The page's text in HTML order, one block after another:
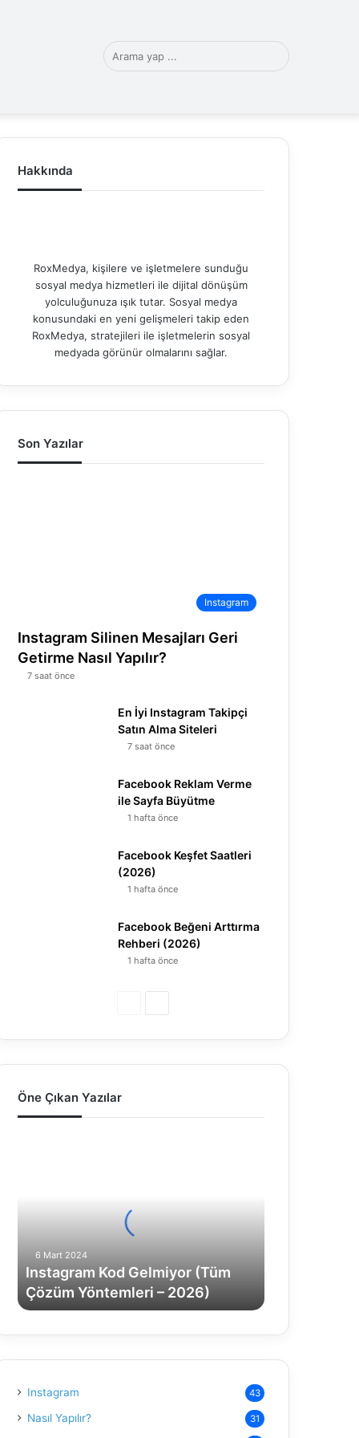
TikTok
Instagram
Hakkında
RoxMedya, kişilere ve işletmelere sunduğu
sosyal medya hizmetleri ile dijital dönüşüm
yolculuğunuza ışık tutar. Sosyal medya
konusundaki en yeni gelişmeleri takip eden
RoxMedya, stratejileri ile işletmelerin sosyal
medyada görünür olmalarını sağlar.
Son Yazılar
Instagram
Instagram Silinen Mesajları Geri
Getirme Nasıl Yapılır?
7 saat önce
En İyi Instagram Takipçi
Satın Alma Siteleri
7 saat önce
Facebook Reklam Verme
ile Sayfa Büyütme
1 hafta önce
Facebook Keşfet Saatleri
(2026)
1 hafta önce
Facebook Beğeni Arttırma
Rehberi (2026)
1 hafta önce
i
k
Öne Çıkan Yazılar
m
o
e
m
6 Mart 2024
Instagram Kod Gelmiyor (Tüm
Çözüm Yöntemleri – 2026)
Instagram 43
Nasıl Yapılır? 31